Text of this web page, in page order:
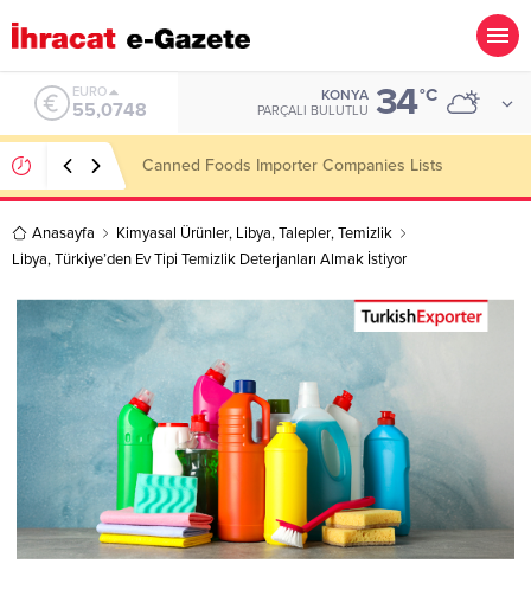
ALTIN
6.623,43
KONYA
PARÇALI BULUTLU 34°C
Steel Doors Importer Companies Lists
Anasayfa Kimyasal Ürünler, Libya,Talepler,Temizlik
Libya, Türkiye’den Ev Tipi Temizlik Deterjanları Almak İstiyor